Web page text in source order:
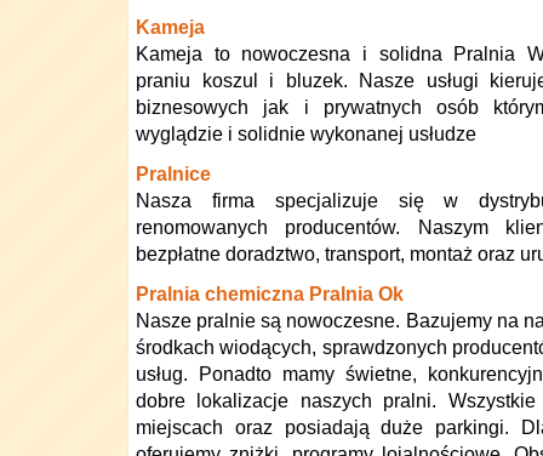
Kameja
Kameja to nowoczesna i solidna Pralnia
praniu koszul i bluzek. Nasze usługi
biznesowych jak i prywatnych osób
wyglądzie i solidnie wykonanej usłudze
Pralnice
Nasza firma specjalizuje się w
renomowanych producentów. Naszym
bezpłatne doradztwo, transport, montaż oraz
Pralnia chemiczna Pralnia Ok
Nasze pralnie są nowoczesne. Bazujemy na
środkach wiodących, sprawdzonych
usług. Ponadto mamy świetne,
dobre lokalizacje naszych pralni.
miejscach oraz posiadają duże parkingi.